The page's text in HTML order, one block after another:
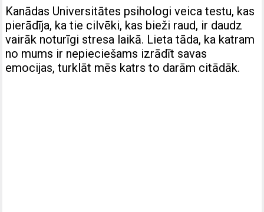
Kanādas Universitātes psihologi veica testu, kas
pierādīja, ka tie cilvēki, kas bieži raud, ir daudz
vairāk noturīgi stresa laikā. Lieta tāda, ka katram
no mums ir nepieciešams izrādīt savas
emocijas, turklāt mēs katrs to darām citādāk.